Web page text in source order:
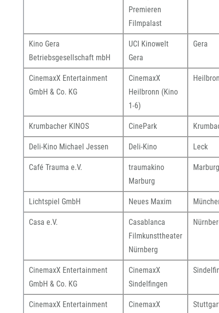
Premieren
Filmpalast
Kino Gera
Betriebsgesellschaft mbH
UCI Kinowelt
Gera
Gera
CinemaxX Entertainment
GmbH & Co. KG
CinemaxX
Heilbronn (Kino
1-6)
Krumbacher KINOS CinePark
Deli-Kino Michael Jessen Deli-Kino Leck
Café Trauma e.V.
traumakino
Marburg
Marburg
Lichtspiel GmbH Neues Maxim
Casa e.V.
Casablanca
Filmkunsttheater
Nürnberg
CinemaxX Entertainment
GmbH & Co. KG
CinemaxX
Sindelfingen
CinemaxX Entertainment CinemaxX